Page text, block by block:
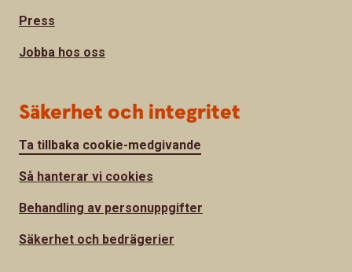
Press
Jobba hos oss
Säkerhet och integritet
Ta tillbaka cookie-medgivande
Så hanterar vi cookies
Behandling av personuppgifter
Säkerhet och bedrägerier